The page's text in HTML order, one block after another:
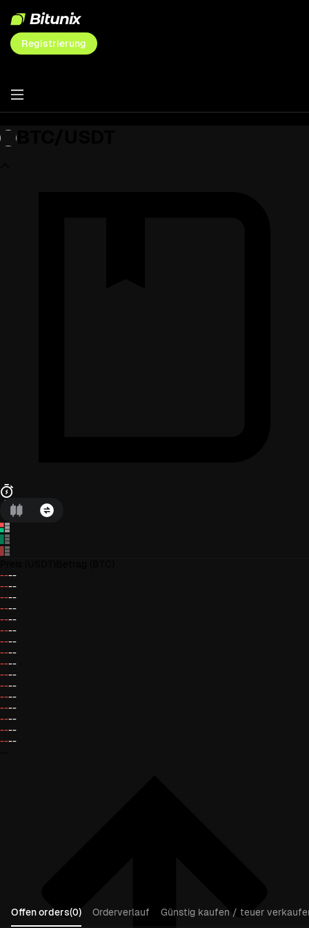
Registrierung
----
----
----
----
----
----
----
----
----
----
----
----
----
----
----
----
Offen orders(0) Orderverlauf
Günstig kaufen / teuer